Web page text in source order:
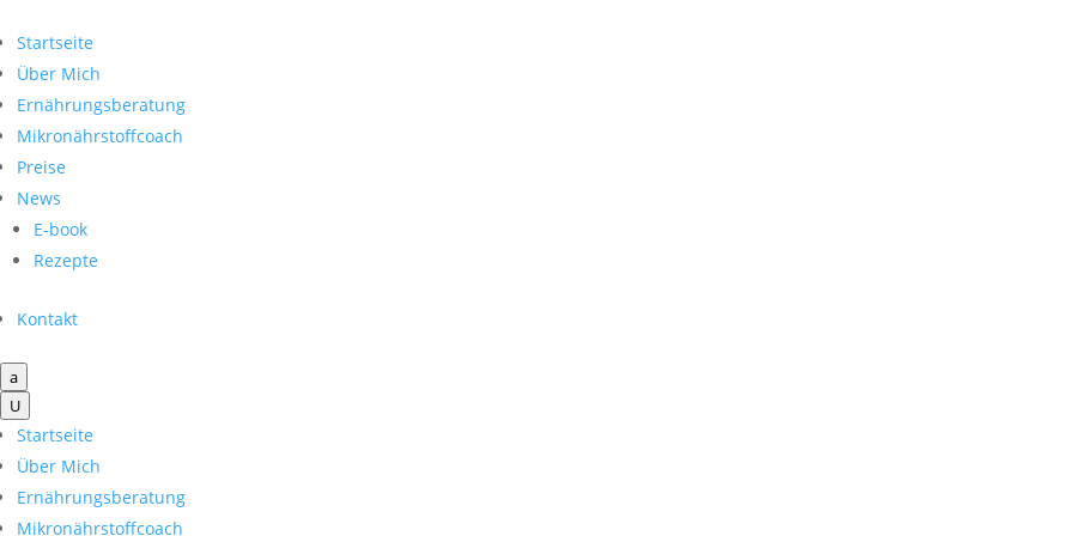
Startseite
Über Mich
Ernährungsberatung
Mikronährstoffcoach
Preise
News
E-book
Rezepte
Kontakt
a
U
Startseite
Über Mich
Ernährungsberatung
Mikronährstoffcoach